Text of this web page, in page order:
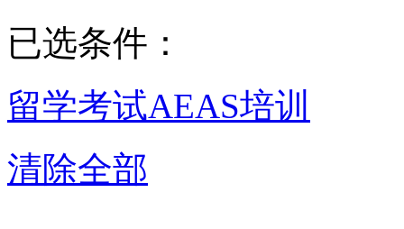
已选条件：
留学考试AEAS培训
清除全部